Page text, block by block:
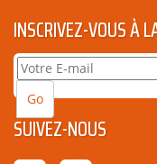
INSCRIVEZ-VOUS À
SUIVEZ-NOUS